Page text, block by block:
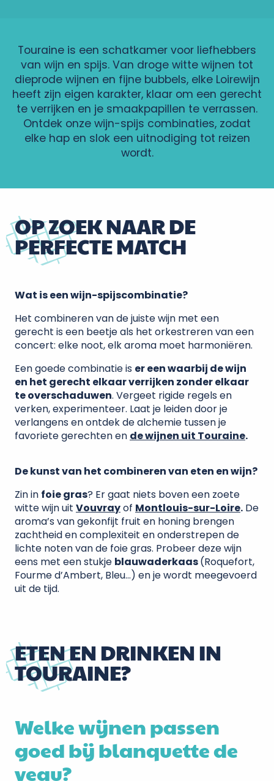
Touraine is een schatkamer voor liefhebbers
van wijn en spijs. Van droge witte wijnen tot
dieprode wijnen en fijne bubbels, elke Loirewijn
heeft zijn eigen karakter, klaar om een gerecht
te verrijken en je smaakpapillen te verrassen.
Ontdek onze wijn-spijs combinaties, zodat
elke hap en slok een uitnodiging tot reizen
wordt.
OP ZOEK NAAR DE
PERFECTE MATCH
Wat is een wijn-spijscombinatie?
Het combineren van de juiste wijn met een
gerecht is een beetje als het orkestreren van een
concert: elke noot, elk aroma moet harmoniëren.
Een goede combinatie is er een waarbij de wijn
en het gerecht elkaar verrijken zonder elkaar
te overschaduwen. Vergeet rigide regels en
verken, experimenteer. Laat je leiden door je
verlangens en ontdek de alchemie tussen je
favoriete gerechten en de wijnen uit Touraine.
De kunst van het combineren van eten en wijn?
Zin in foie gras? Er gaat niets boven een zoete
witte wijn uit Vouvrayof Montlouis-sur-Loire. De
aroma’s van gekonfijt fruit en honing brengen
zachtheid en complexiteit en onderstrepen de
lichte noten van de foie gras. Probeer deze wijn
eens met een stukje blauwaderkaas(Roquefort,
Fourme d’Ambert, Bleu…) en je wordt meegevoerd
uit de tijd.
ETEN EN DRINKEN IN
TOURAINE?
Welke wijnen passen
goed bij blanquette de
veau?